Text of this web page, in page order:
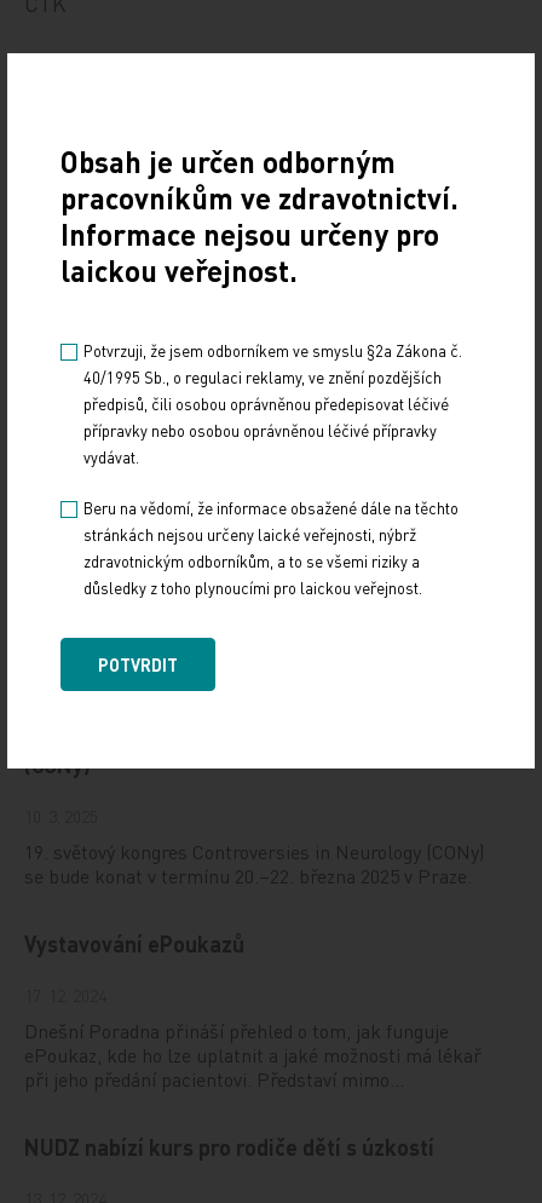
Zdroj: ČTK
Sdílejte článek
(CONy)
19. světový kongres Controversies in Neurology (CONy)
se bude konat v termínu 20.–22. března 2025 v Praze.
Vystavování ePoukazů
Dnešní Poradna přináší přehled o tom, jak funguje
ePoukaz, kde ho lze uplatnit a jaké možnosti má lékař
při jeho předání pacientovi. Představí mimo…
NUDZ nabízí kurs pro rodiče dětí s úzkostí
Obsah je určen odborným
pracovníkům ve zdravotnictví.
Informace nejsou určeny pro
laickou veřejnost.
Potvrzuji, že jsem odborníkem ve smyslu §2a Zákona č.
40/1995 Sb., o regulaci reklamy, ve znění pozdějších
předpisů, čili osobou oprávněnou předepisovat léčivé
přípravky nebo osobou oprávněnou léčivé přípravky
vydávat.
Beru na vědomí, že informace obsažené dále na těchto
stránkách nejsou určeny laické veřejnosti, nýbrž
zdravotnickým odborníkům, a to se všemi riziky a
důsledky z toho plynoucími pro laickou veřejnost.
POTVRDIT